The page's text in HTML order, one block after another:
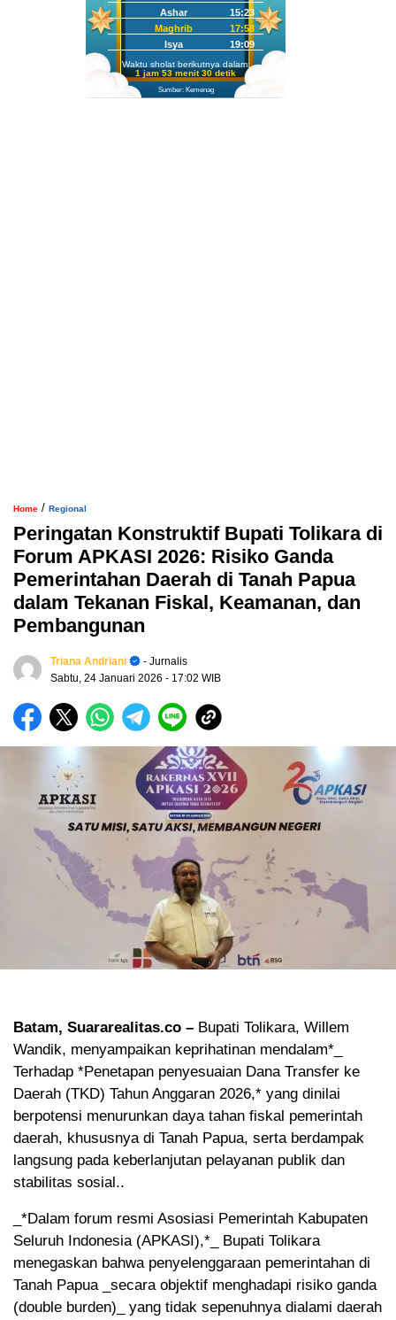
Ashar
15:23
Maghrib
17:58
Isya
19:09
Waktu sholat berikutnya dalam:
1 jam 53 menit 29 detik
Sumber: Kemenag
Home / Regional
Peringatan Konstruktif Bupati Tolikara di
Forum APKASI 2026: Risiko Ganda
Pemerintahan Daerah di Tanah Papua
dalam Tekanan Fiskal, Keamanan, dan
Pembangunan
Triana Andriani
- Jurnalis
Sabtu, 24 Januari 2026 - 17:02 WIB
Batam, Suararealitas.co – Bupati Tolikara, Willem
Wandik, menyampaikan keprihatinan mendalam*_
Terhadap *Penetapan penyesuaian Dana Transfer ke
Daerah (TKD) Tahun Anggaran 2026,* yang dinilai
berpotensi menurunkan daya tahan fiskal pemerintah
daerah, khususnya di Tanah Papua, serta berdampak
langsung pada keberlanjutan pelayanan publik dan
stabilitas sosial..
_*Dalam forum resmi Asosiasi Pemerintah Kabupaten
Seluruh Indonesia (APKASI),*_ Bupati Tolikara
menegaskan bahwa penyelenggaraan pemerintahan di
Tanah Papua _secara objektif menghadapi risiko ganda
(double burden)_ yang tidak sepenuhnya dialami daerah